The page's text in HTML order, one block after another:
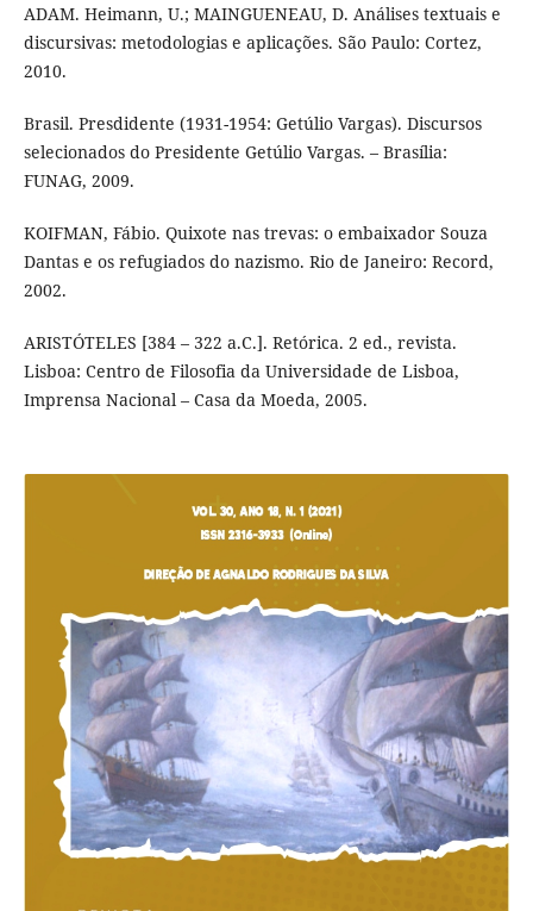
ADAM. Heimann, U.; MAINGUENEAU, D. Análises textuais e
discursivas: metodologias e aplicações. São Paulo: Cortez,
2010.
Brasil. Presdidente (1931-1954: Getúlio Vargas). Discursos
selecionados do Presidente Getúlio Vargas. – Brasília:
FUNAG, 2009.
KOIFMAN, Fábio. Quixote nas trevas: o embaixador Souza
Dantas e os refugiados do nazismo. Rio de Janeiro: Record,
2002.
ARISTÓTELES [384 – 322 a.C.]. Retórica. 2 ed., revista.
Lisboa: Centro de Filosofia da Universidade de Lisboa,
Imprensa Nacional – Casa da Moeda, 2005.